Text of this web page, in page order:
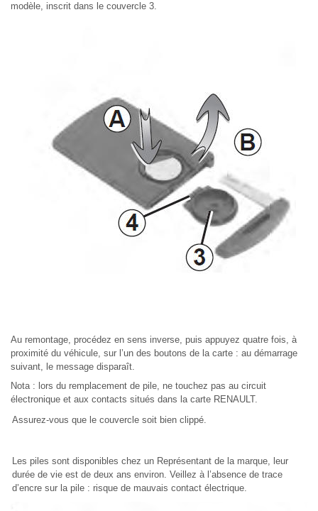
modèle, inscrit dans le couvercle 3.
Au remontage, procédez en sens inverse, puis appuyez quatre fois, à
proximité du véhicule, sur l’un des boutons de la carte : au démarrage
suivant, le message disparaît.
Nota : lors du remplacement de pile, ne touchez pas au circuit
électronique et aux contacts situés dans la carte RENAULT.
Assurez-vous que le couvercle soit bien clippé.
Les piles sont disponibles chez un Représentant de la marque, leur
durée de vie est de deux ans environ. Veillez à l’absence de trace
d’encre sur la pile : risque de mauvais contact électrique.